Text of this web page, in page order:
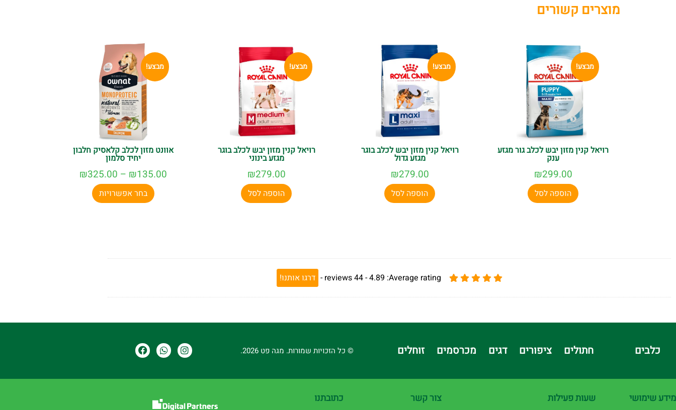
מוצרים קשורים
מבצע!
רויאל קנין מזון יבש לכלב גור מגזע
ענק
₪299.00
הוספה לסל
מבצע!
רויאל קנין מזון יבש לכלב בוגר
מגזע גדול
₪279.00
הוספה לסל
מבצע!
רויאל קנין מזון יבש לכלב בוגר
מגזע בינוני
₪279.00
הוספה לסל
מבצע!
אוונט מזון לכלב קלאסיק חלבון
יחיד סלמון
₪135.00
–
₪325.00
בחר אפשרויות
Average rating:
4.89 -
44
reviews
- דרגו אותנו!
כלבים חתולים ציפורים דגים מכרסמים זוחלים © כל הזכויות שמורות. מגה פט 2026.
מידע שימושי שעות פעילות צור קשר כתובתנו